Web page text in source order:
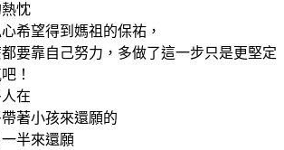
忱
希望得到媽祖的保祐，
要靠自己努力，多做了這一步只是更堅定
！
在
著小孩來還願的
半來還願